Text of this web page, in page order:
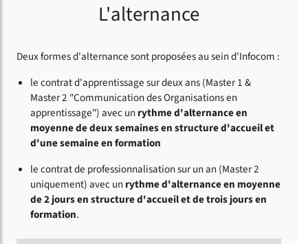
L'alternance
Deux formes d'alternance sont proposées au sein d'Infocom :
le contrat d'apprentissage sur deux ans (Master 1 &
Master 2 "Communication des Organisations en
apprentissage") avec unrythme d'alternance en
moyenne de deux semaines en structure d'accueil et
d'une semaine en formation
le contrat de professionnalisation sur un an (Master 2
uniquement) avec unrythme d'alternance en moyenne
de 2 jours en structure d'accueil et de trois jours en
formation.